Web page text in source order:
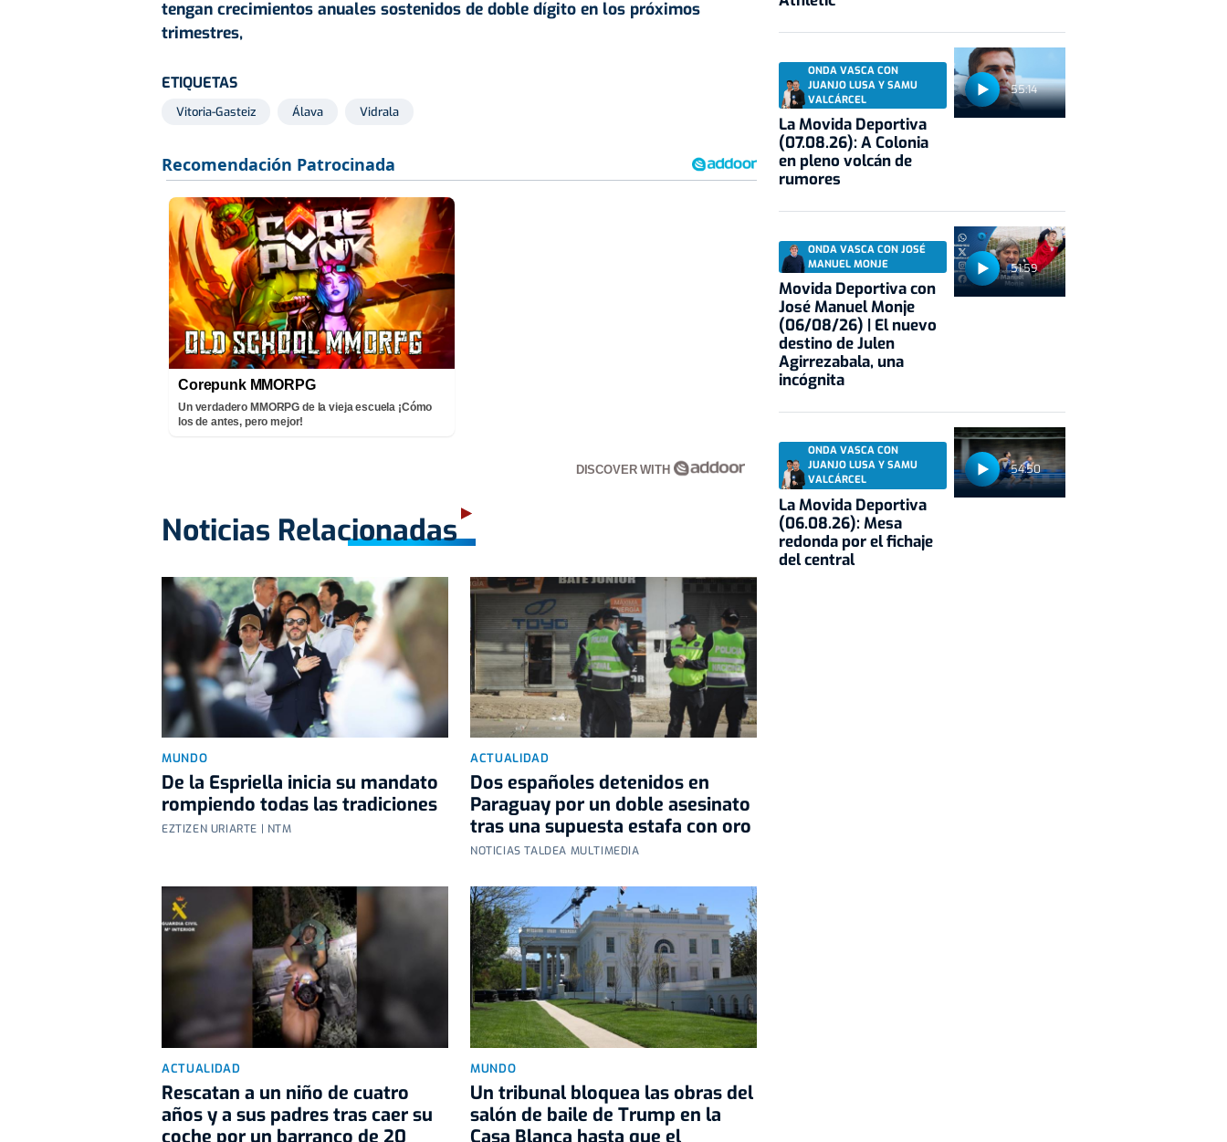
tengan crecimientos anuales sostenidos de doble dígito en los próximos
trimestres,
ETIQUETAS
Vitoria-Gasteiz Álava Vidrala
Corepunk MMORPG
Un verdadero MMORPG de la vieja escuela ¡Cómo
los de antes, pero mejor!
DISCOVER WITH
Noticias Relacionadas
MUNDO
De la Espriella inicia su mandato
rompiendo todas las tradiciones
EZTIZEN URIARTE | NTM
ACTUALIDAD
Dos españoles detenidos en
Paraguay por un doble asesinato
tras una supuesta estafa con oro
NOTICIAS TALDEA MULTIMEDIA
ACTUALIDAD
Rescatan a un niño de cuatro
años y a sus padres tras caer su
coche por un barranco de 20
MUNDO
Un tribunal bloquea las obras del
salón de baile de Trump en la
Casa Blanca hasta que el
55:14
ONDA VASCA CON
JUANJO LUSA Y SAMU
VALCÁRCEL
La Movida Deportiva
(07.08.26): A Colonia
en pleno volcán de
rumores
51:59
ONDA VASCA CON JOSÉ
MANUEL MONJE
Movida Deportiva con
José Manuel Monje
(06/08/26) | El nuevo
destino de Julen
Agirrezabala, una
incógnita
54:50
ONDA VASCA CON
JUANJO LUSA Y SAMU
VALCÁRCEL
La Movida Deportiva
(06.08.26): Mesa
redonda por el fichaje
del central